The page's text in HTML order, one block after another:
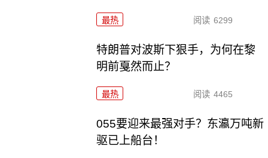
最热 阅读 6299
特朗普对波斯下狠手，为何在黎
明前戛然而止？
最热 阅读 4465
055要迎来最强对手？东瀛万吨新
驱已上船台！